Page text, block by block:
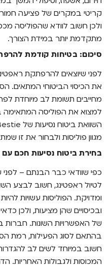
קריטי במקרים של פציעה
ולכן חשוב לוודא שהפוליסה
מתקדמת יותר במידת הצורך.
סיכום: בטיחות קודמת
לפני שיוצאים להרפתקת
את הכיסוי הביטוחי המתאים.
מחייבים תשומת לב מיוחדת
למצוא את הפוליסה המתאימה
מגוון פוליסות ולבחור את זו
בחירת ביטוח נסיעות חכם עם Bestie
כפי שוודאי כבר הבנתם – לפני
לטיול ראפטינג, חשוב לבצע
ומדויקת. הפוליסות עשויות
ובכיסויים שהן מציעות, ולכן
של האפשרויות השונות. חברות
בהתאם לסוג הפעילות, רמת
חשוב במיוחד לשים לב
המכוסות ולגבולות האחריות.